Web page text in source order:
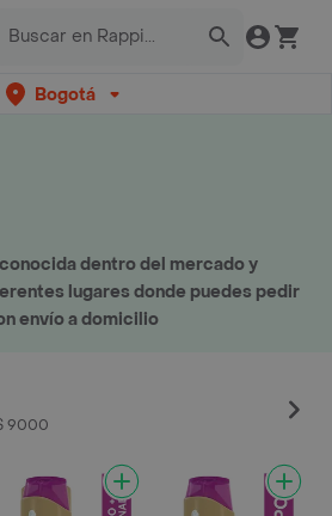
Bogotá
dentro del mercado y
lugares donde puedes pedir
envío a domicilio
9000